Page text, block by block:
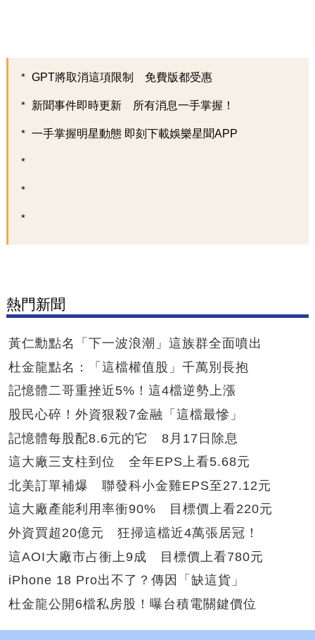
GPT將取消這項限制 免費版都受惠
新聞事件即時更新 所有消息一手掌握！
一手掌握明星動態 即刻下載娛樂星聞APP
熱門新聞
黃仁勳點名「下一波浪潮」這族群全面噴出
杜金龍點名：「這檔權值股」千萬別長抱
記憶體二哥重挫近5%！這4檔逆勢上漲
股民心碎！外資狠殺7金融「這檔最慘」
記憶體每股配8.6元的它 8月17日除息
這大廠三支柱到位 全年EPS上看5.68元
北美訂單補爆 聯發科小金雞EPS至27.12元
這大廠產能利用率衝90% 目標價上看220元
外資買超20億元 狂掃這檔近4萬張居冠！
這AOI大廠市占衝上9成 目標價上看780元
iPhone 18 Pro出不了？傳因「缺這貨」
杜金龍公開6檔私房股！曝台積電關鍵價位